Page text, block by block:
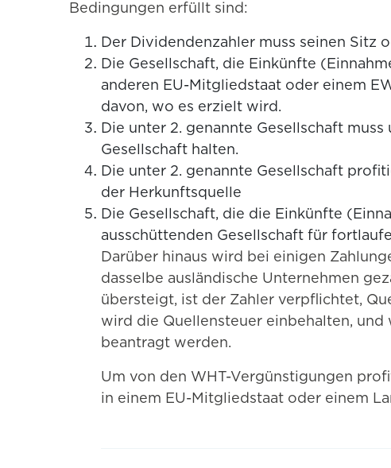
Bedingungen erfüllt sind:
Der Dividendenzahler muss seinen Sitz
Die Gesellschaft, die Einkünfte
anderen EU-Mitgliedstaat oder einem
davon, wo es erzielt wird.
Die unter 2. genannte Gesellschaft
Gesellschaft halten.
Die unter 2. genannte Gesellschaft
der Herkunftsquelle
Die Gesellschaft, die die Einkünfte
ausschüttenden Gesellschaft für
Darüber hinaus wird bei einigen
dasselbe ausländische Unternehmen
übersteigt, ist der Zahler verpflichtet,
wird die Quellensteuer einbehalten, und
beantragt werden.
Um von den WHT-Vergünstigungen
in einem EU-Mitgliedstaat oder einem